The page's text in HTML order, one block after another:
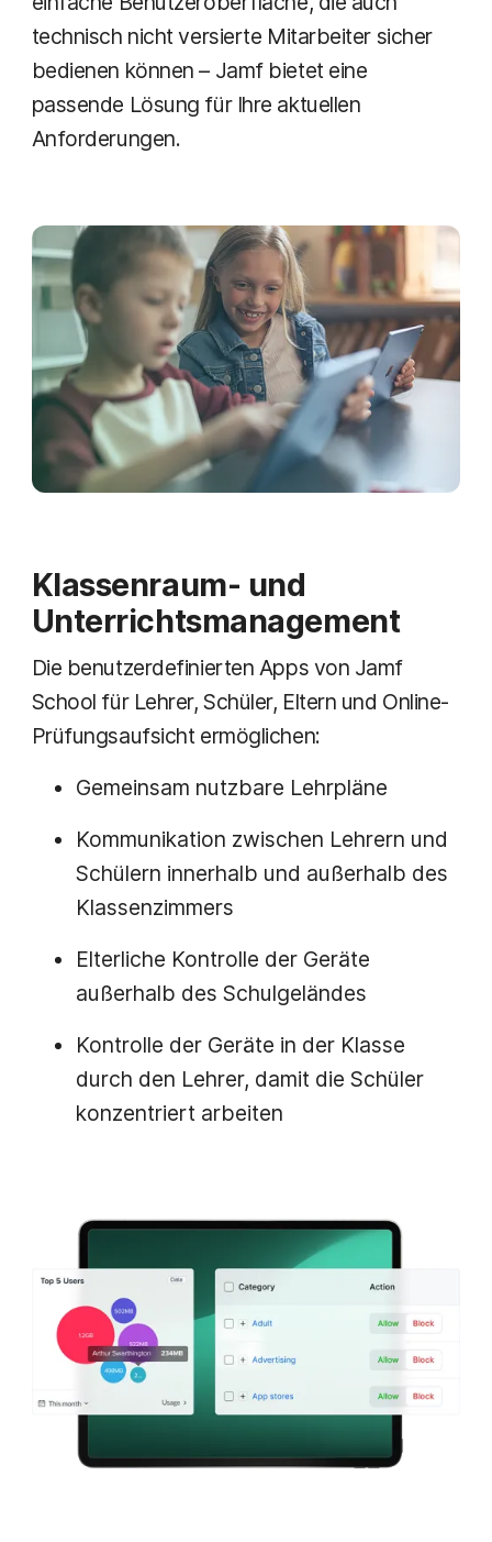
technisch nicht versierte Mitarbeiter sicher
bedienen können – Jamf bietet eine
passende Lösung für Ihre aktuellen
Anforderungen.
Klassenraum- und
Unterrichtsmanagement
Die benutzerdefinierten Apps von Jamf
School für Lehrer, Schüler, Eltern und Online-
Prüfungsaufsicht ermöglichen:
Gemeinsam nutzbare Lehrpläne
Kommunikation zwischen Lehrern und
Schülern innerhalb und außerhalb des
Klassenzimmers
Elterliche Kontrolle der Geräte
außerhalb des Schulgeländes
Kontrolle der Geräte in der Klasse
durch den Lehrer, damit die Schüler
konzentriert arbeiten